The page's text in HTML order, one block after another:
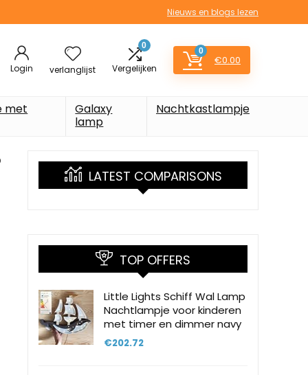
Nieuws en blogs lezen
Login verlanglijst
0
Vergelijken
0
€0.00
met
Galaxy
lamp
Nachtkastlampje
LATEST COMPARISONS
TOP OFFERS
Little Lights Schiff Wal Lamp
Nachtlampje voor kinderen
met timer en dimmer navy
€202.72